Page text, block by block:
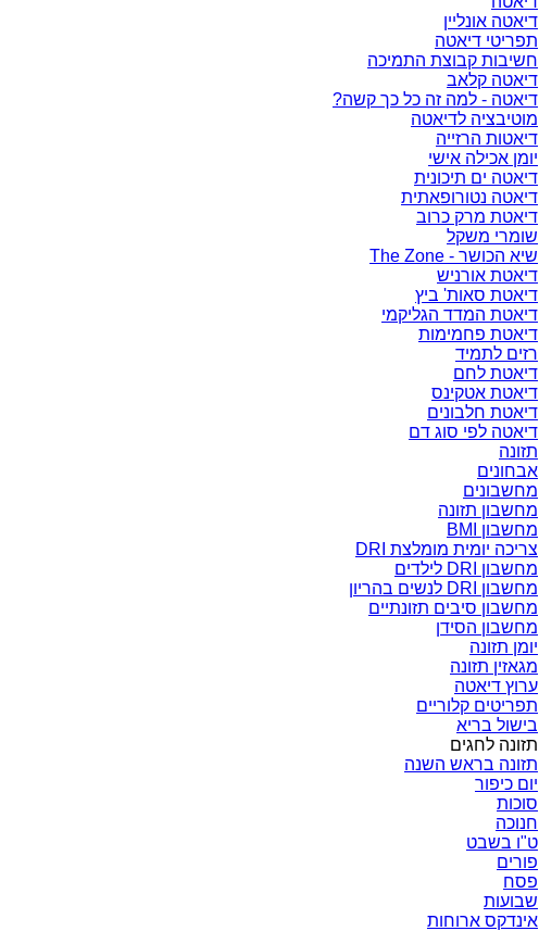
דיאטה אונליין
תפריטי דיאטה
חשיבות קבוצת התמיכה
דיאטה קלאב
דיאטה - למה זה כל כך קשה?
מוטיבציה לדיאטה
דיאטות הרזייה
יומן אכילה אישי
דיאטה ים תיכונית
דיאטה נטורופאתית
דיאטת מרק כרוב
שומרי משקל
שיא הכושר - The Zone
דיאטת אורניש
דיאטת סאות' ביץ
דיאטת המדד הגליקמי
דיאטת פחמימות
רזים לתמיד
דיאטת לחם
דיאטת אטקינס
דיאטת חלבונים
דיאטה לפי סוג דם
תזונה
אבחונים
מחשבונים
מחשבון תזונה
מחשבון BMI
צריכה יומית מומלצת DRI
מחשבון DRI לילדים
מחשבון DRI לנשים בהריון
מחשבון סיבים תזונתיים
מחשבון הסידן
יומן תזונה
מגאזין תזונה
ערוץ דיאטה
תפריטים קלוריים
בישול בריא
תזונה לחגים
תזונה בראש השנה
יום כיפור
סוכות
חנוכה
ט"ו בשבט
פורים
פסח
שבועות
אינדקס ארוחות